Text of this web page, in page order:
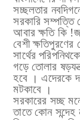
সচ্ছলতার
সরকারি সম্পত্তি
আবার ক্ষতি কি !
বেশী ক্ষতিপুরণের
সার্থের
গড়ে তোলার
হবে । এদেরকে
মটকাবে ।
সরকারের সচ্ছ
তাতে কোন সন্দেহ